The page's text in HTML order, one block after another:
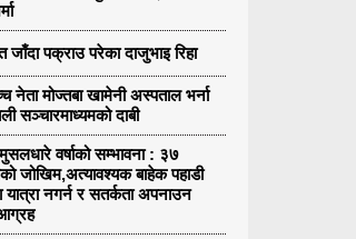
पक्राउ परेका दाजुभाइ रिहा
नेता मोज्तबा खामेनी अस्पताल भर्ना
सञ्चारमाध्यमको दाबी
वर्षाको सम्भावना : ३७
जोखिम,अत्यावश्यक बाहेक पहाडी
नगर्न र सतर्कता अपनाउन